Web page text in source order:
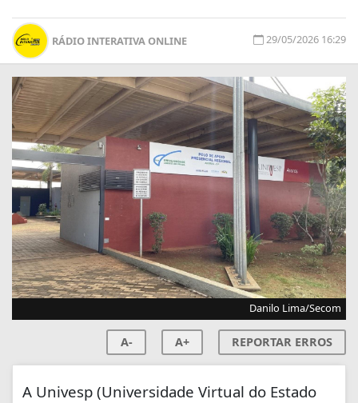
RÁDIO INTERATIVA ONLINE 29/05/2026 16:29
Danilo Lima/Secom
A- A+ REPORTAR ERROS
A Univesp (Universidade Virtual do Estado